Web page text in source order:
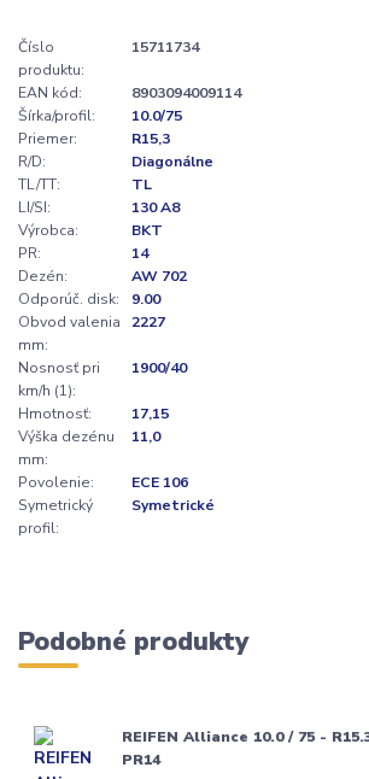
Číslo
produktu:
15711734
EAN kód:
8903094009114
Šírka/profil:
10.0/75
Priemer:
R15,3
R/D:
Diagonálne
TL/TT:
TL
LI/SI:
130 A8
Výrobca:
BKT
PR:
14
Dezén:
AW 702
Odporúč. disk:
9.00
Obvod valenia
mm:
2227
Nosnosť pri
km/h (1):
1900/40
Hmotnosť:
17,15
Výška dezénu
mm:
11,0
Povolenie:
ECE 106
Symetrický
profil:
Symetrické
Podobné produkty
REIFEN Alliance 10.0 / 75 -
PR14